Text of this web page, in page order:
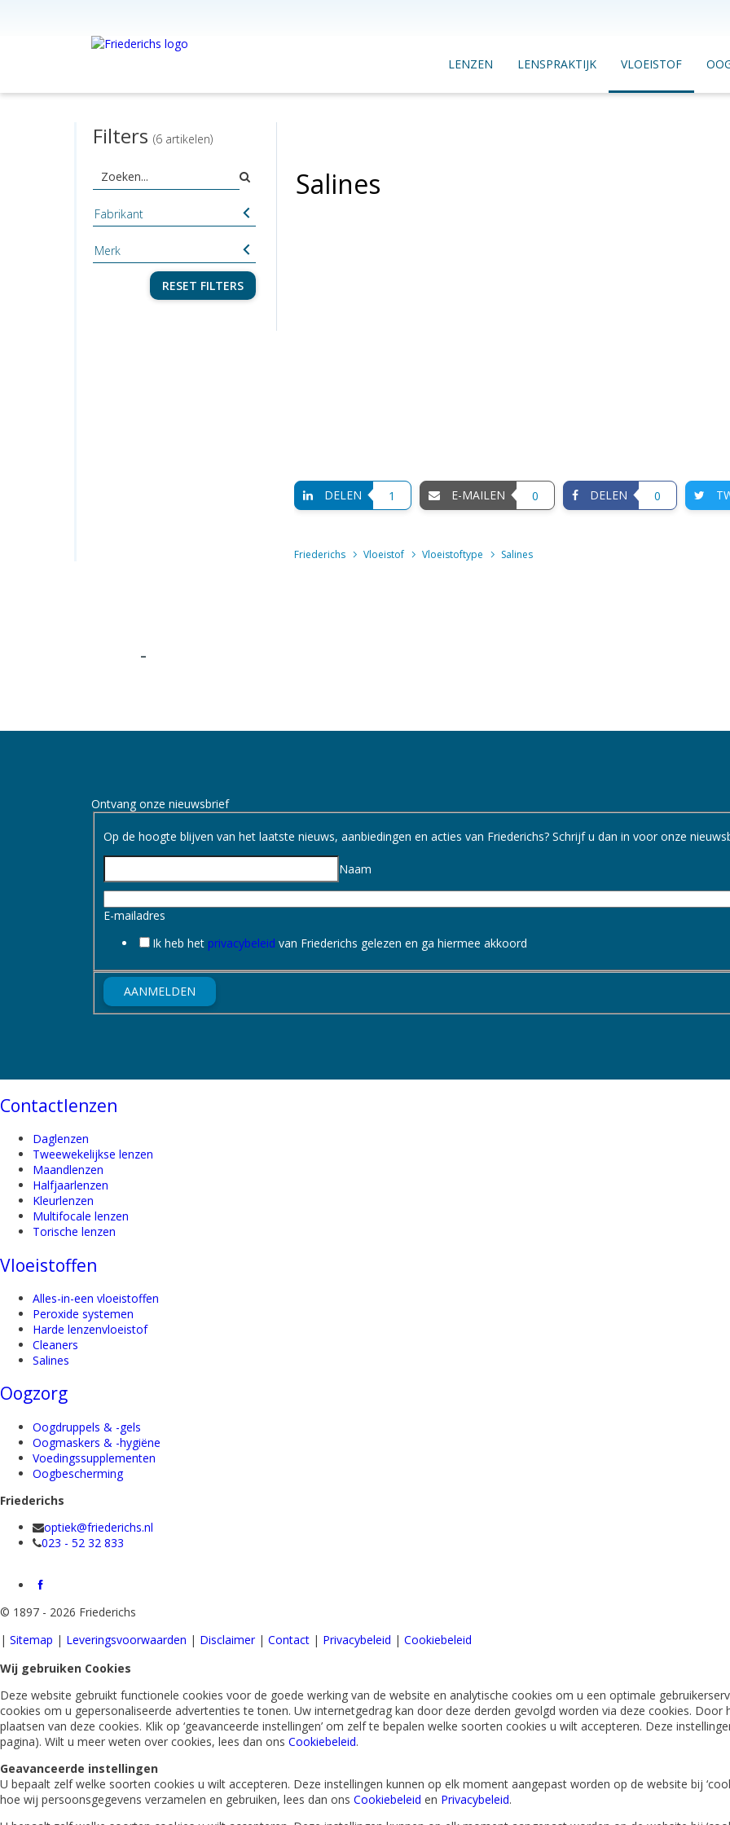
LENZEN LENSPRAKTIJK VLOEISTOF
Filters (6 artikelen)
Fabrikant
Merk
RESET FILTERS
Salines
DELEN 1 E-MAILEN 0 DELEN 0
Friederichs Vloeistof Vloeistoftype Salines
-
Ontvang onze nieuwsbrief
Op de hoogte blijven van het laatste nieuws, aanbiedingen en acties van Friederichs? Schrijf u dan in voor onze
Naam
E-mailadres
Ik heb het privacybeleid van Friederichs gelezen en ga hiermee akkoord
AANMELDEN
Contactlenzen
Daglenzen
Tweewekelijkse lenzen
Maandlenzen
Halfjaarlenzen
Kleurlenzen
Multifocale lenzen
Torische lenzen
Vloeistoffen
Alles-in-een vloeistoffen
Peroxide systemen
Harde lenzenvloeistof
Cleaners
Salines
Oogzorg
Oogdruppels & -gels
Oogmaskers & -hygiëne
Voedingssupplementen
Oogbescherming
Friederichs
optiek@friederichs.nl
023 - 52 32 833
© 1897 - 2026 Friederichs
| Sitemap | Leveringsvoorwaarden | Disclaimer | Contact | Privacybeleid | Cookiebeleid
Wij gebruiken Cookies
Deze website gebruikt functionele cookies voor de goede werking van de website en analytische cookies om u een optimale
cookies om u gepersonaliseerde advertenties te tonen. Uw internetgedrag kan door deze derden gevolgd worden via deze cookies.
plaatsen van deze cookies. Klik op ‘geavanceerde instellingen’ om zelf te bepalen welke soorten cookies u wilt accepteren. Deze
pagina). Wilt u meer weten over cookies, lees dan ons Cookiebeleid.
Geavanceerde instellingen
U bepaalt zelf welke soorten cookies u wilt accepteren. Deze instellingen kunnen op elk moment aangepast worden op de website bij
hoe wij persoonsgegevens verzamelen en gebruiken, lees dan ons Cookiebeleid en Privacybeleid.